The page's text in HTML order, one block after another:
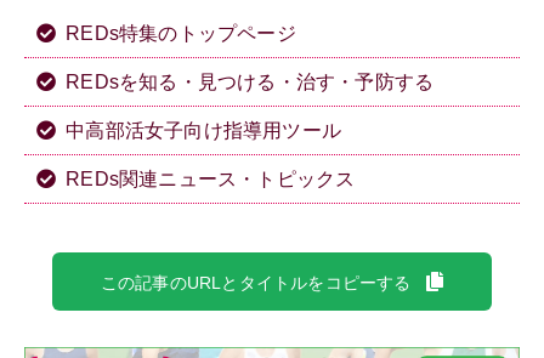
REDs特集のトップページ
REDsを知る・見つける・治す・予防する
中高部活女子向け指導用ツール
REDs関連ニュース・トピックス
この記事のURLとタイトルをコピーする